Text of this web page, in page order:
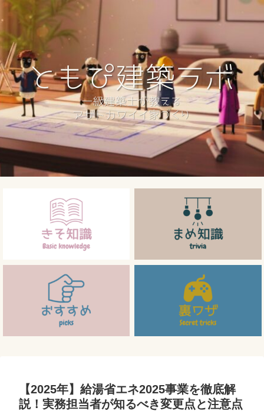
【2025年】給湯省エネ2025事業を徹底解
説！実務担当者が知るべき変更点と注意点